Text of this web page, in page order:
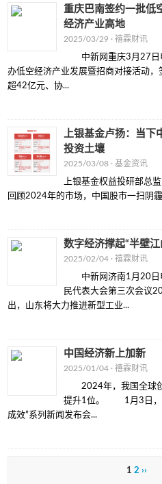
重庆巴南签约一批低
经济产业高地
2025/03/29 ·禧霖财讯
中新网重庆3月27日
办低空经济产业发展暨招商对接活动
超42亿元、协...
上银基金卢扬：当下
投资土壤
2025/03/08 ·基金资讯
上银基金权益投研部总
回顾2024年的市场，中国股市一扫阴
数字经济撑起“半壁
2025/02/04 ·禧霖财讯
中新网济南1月20日电
民代表大会第三次会议
出，山东将大力推进新型工业...
中国经济新上加新
2025/01/04 ·禧霖财讯
2024年，我国全球创
提升1位。 1月3日，
成效”系列新闻发布会...
1 2 ››